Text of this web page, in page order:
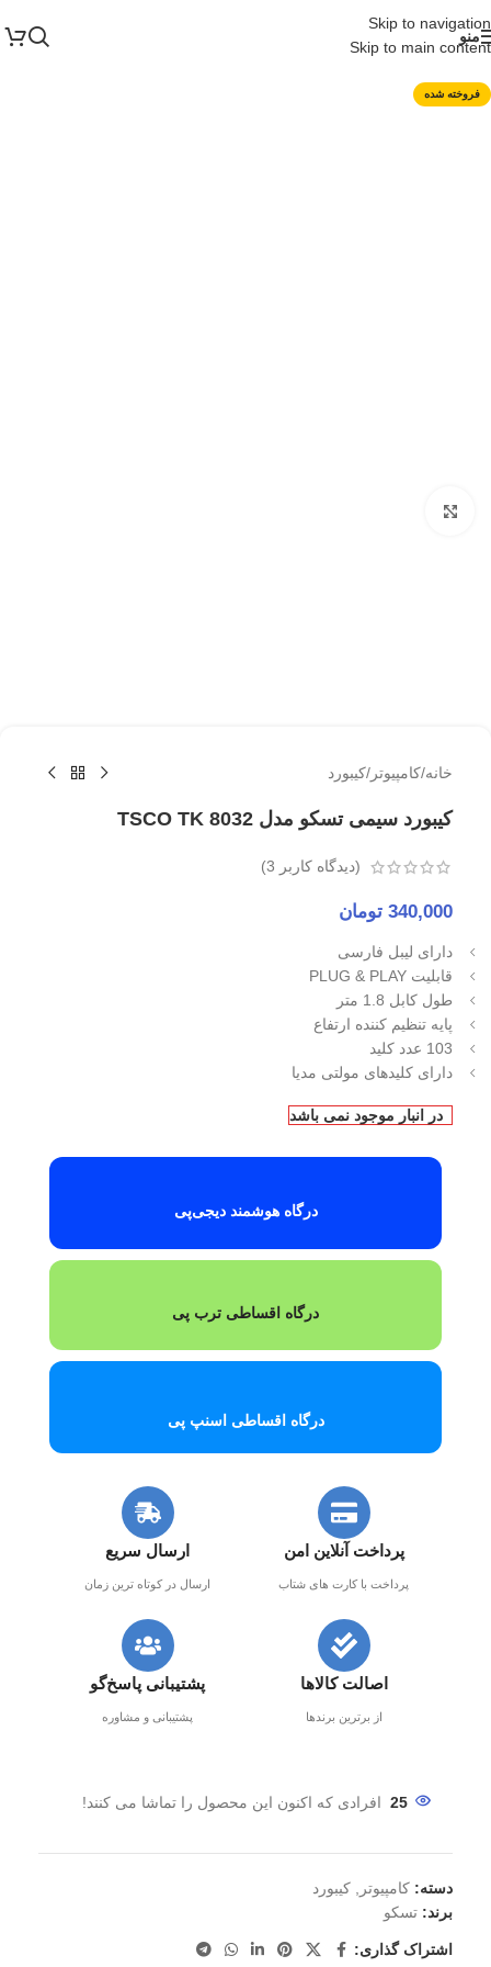
Skip to navigation
Skip to main content
منو
فروخته شده
خانه/کامپیوتر /کیبورد
کیبورد سیمی تسکو مدل TSCO TK 8032
(دیدگاه کاربر 3
)
340,000 تومان
دارای لیبل فارسی
قابلیت PLUG & PLAY
طول کابل 1.8 متر
پایه تنظیم کننده ارتفاع
103 عدد کلید
دارای کلیدهای مولتی مدیا
در انبار موجود نمی باشد
درگاه هوشمند دیجی‌پی
درگاه اقساطی ترب پی
درگاه اقساطی اسنپ پی
پرداخت آنلاین امن
پرداخت با کارت های شتاب
ارسال سریع
ارسال در کوتاه ترین زمان
اصالت کالاها
از برترین برندها
پشتیبانی پاسخ‌گو
پشتیبانی و مشاوره
25 افرادی که اکنون این محصول را تماشا می کنند!
دسته: کامپیوتر
کیبورد
برند: تسکو
اشتراک گذاری: